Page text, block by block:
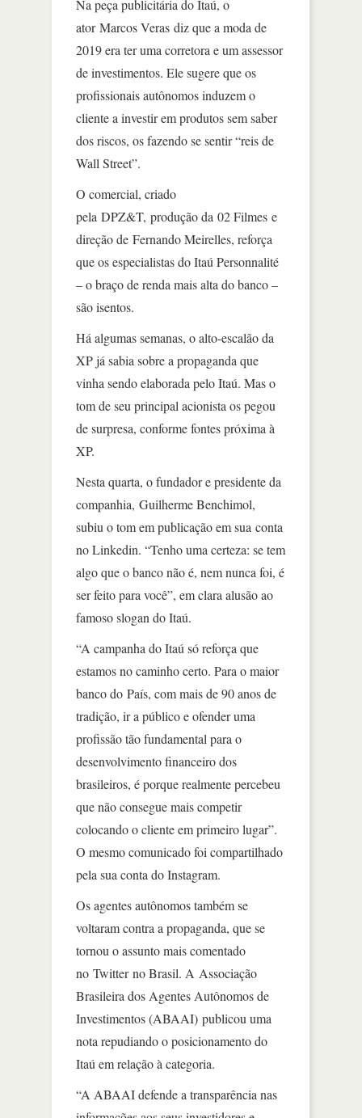
Na peça publicitária do Itaú, o
ator Marcos Veras diz que a moda de
2019 era ter uma corretora e um assessor
de investimentos. Ele sugere que os
profissionais autônomos induzem o
cliente a investir em produtos sem saber
dos riscos, os fazendo se sentir “reis de
Wall Street”.
O comercial, criado
pela DPZ&T, produção da 02 Filmes e
direção de Fernando Meirelles, reforça
que os especialistas do Itaú Personnalité
– o braço de renda mais alta do banco –
são isentos.
Há algumas semanas, o alto-escalão da
XP já sabia sobre a propaganda que
vinha sendo elaborada pelo Itaú. Mas o
tom de seu principal acionista os pegou
de surpresa, conforme fontes próxima à
XP.
Nesta quarta, o fundador e presidente da
companhia, Guilherme Benchimol,
subiu o tom em publicação em sua conta
no Linkedin. “Tenho uma certeza: se tem
algo que o banco não é, nem nunca foi, é
ser feito para você”, em clara alusão ao
famoso slogan do Itaú.
“A campanha do Itaú só reforça que
estamos no caminho certo. Para o maior
banco do País, com mais de 90 anos de
tradição, ir a público e ofender uma
profissão tão fundamental para o
desenvolvimento financeiro dos
brasileiros, é porque realmente percebeu
que não consegue mais competir
colocando o cliente em primeiro lugar”.
O mesmo comunicado foi compartilhado
pela sua conta do Instagram.
Os agentes autônomos também se
voltaram contra a propaganda, que se
tornou o assunto mais comentado
no Twitter no Brasil. A Associação
Brasileira dos Agentes Autônomos de
Investimentos (ABAAI) publicou uma
nota repudiando o posicionamento do
Itaú em relação à categoria.
“A ABAAI defende a transparência nas